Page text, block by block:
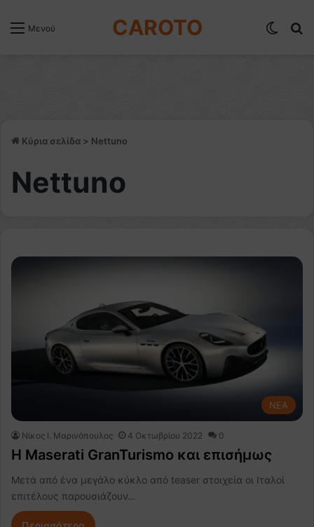
Μενού CAROTO
Κύρια σελίδα > Nettuno
Nettuno
NEA
Nίκος Ι. Mαρινόπουλος 4 Οκτωβρίου 2022 0
Η Maserati GranTurismo και επισήμως
Μετά από ένα μεγάλο κύκλο από teaser στοιχεία οι Ιταλοί
επιτέλους παρουσιάζουν…